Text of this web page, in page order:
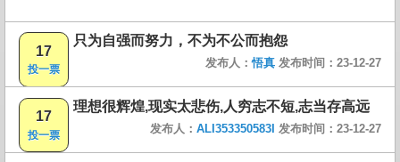
17
投一票
只为自强而努力，不为不公而抱怨
发布人：悟真 发布时间：23-12-27
17
投一票
理想很辉煌,现实太悲伤,人穷志不短,志当存高远
发布人： ALI353350583I 发布时间：23-12-27